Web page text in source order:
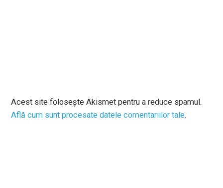
Acest site folosește Akismet pentru a reduce spamul.
Află cum sunt procesate datele comentariilor tale.